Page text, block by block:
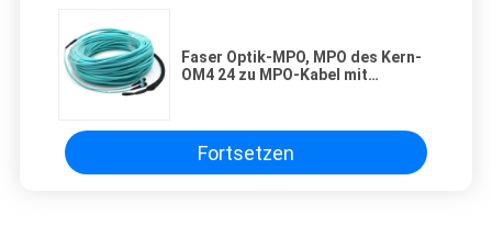
Faser Optik-MPO, MPO des Kern-
OM4 24 zu MPO-Kabel mit
Fortsetzen